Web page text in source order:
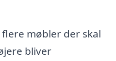
møbler der skal
bliver